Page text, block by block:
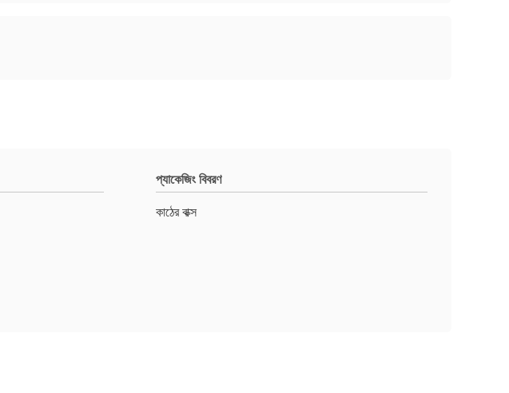
প্যাকেজিং বিবরণ
কাঠের বাক্স